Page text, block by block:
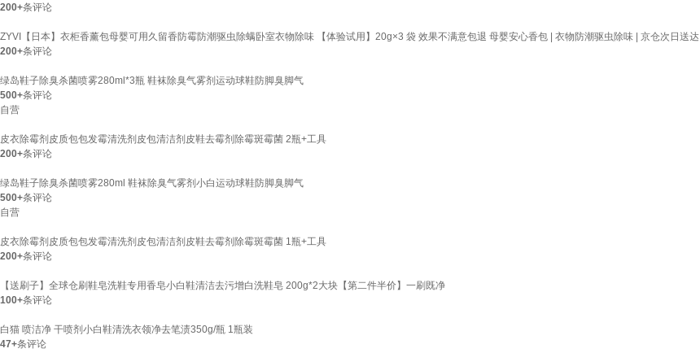
200+条评论
ZYVI【日本】衣柜香薰包母婴可用久留香防霉防潮驱虫除螨卧室衣物除味 【体验试用】20g×3 袋 效果不满意包退 母婴安心香包 | 衣物防潮驱虫除味 | 京仓次日送达
200+条评论
绿岛鞋子除臭杀菌喷雾280ml*3瓶 鞋袜除臭气雾剂运动球鞋防脚臭脚气
500+条评论
自营
皮衣除霉剂皮质包包发霉清洗剂皮包清洁剂皮鞋去霉剂除霉斑霉菌 2瓶+工具
200+条评论
绿岛鞋子除臭杀菌喷雾280ml 鞋袜除臭气雾剂小白运动球鞋防脚臭脚气
500+条评论
自营
皮衣除霉剂皮质包包发霉清洗剂皮包清洁剂皮鞋去霉剂除霉斑霉菌 1瓶+工具
200+条评论
【送刷子】全球仓刷鞋皂洗鞋专用香皂小白鞋清洁去污增白洗鞋皂 200g*2大块【第二件半价】一刷既净
100+条评论
白猫 喷洁净 干喷剂小白鞋清洗衣领净去笔渍350g/瓶 1瓶装
47+条评论